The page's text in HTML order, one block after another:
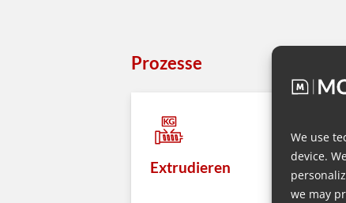
We use
device.
we may
Prozesse
Extrudieren